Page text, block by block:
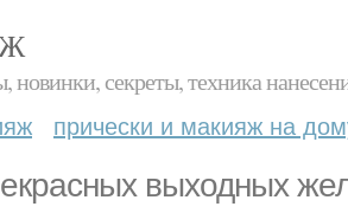
секреты, техника
прически и макияж на
выходных